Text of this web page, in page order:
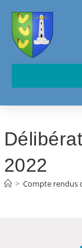
2022
> Compte rendus